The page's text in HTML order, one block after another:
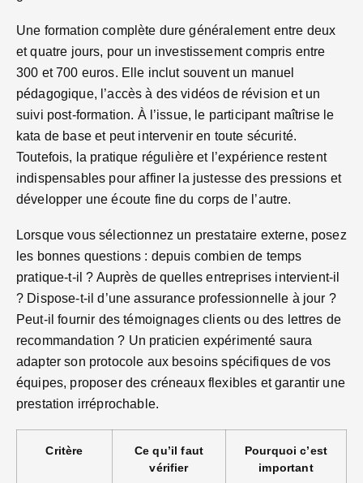
Une formation complète dure généralement entre deux
et quatre jours, pour un investissement compris entre
300 et 700 euros. Elle inclut souvent un manuel
pédagogique, l’accès à des vidéos de révision et un
suivi post-formation. À l’issue, le participant maîtrise le
kata de base et peut intervenir en toute sécurité.
Toutefois, la pratique régulière et l’expérience restent
indispensables pour affiner la justesse des pressions et
développer une écoute fine du corps de l’autre.
Lorsque vous sélectionnez un prestataire externe, posez
les bonnes questions : depuis combien de temps
pratique-t-il ? Auprès de quelles entreprises intervient-il
? Dispose-t-il d’une assurance professionnelle à jour ?
Peut-il fournir des témoignages clients ou des lettres de
recommandation ? Un praticien expérimenté saura
adapter son protocole aux besoins spécifiques de vos
équipes, proposer des créneaux flexibles et garantir une
prestation irréprochable.
Critère
Ce qu’il faut
vérifier
Pourquoi c’est
important